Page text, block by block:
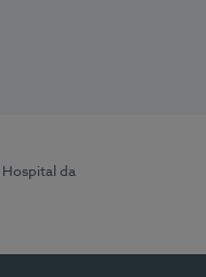
| Hospital da